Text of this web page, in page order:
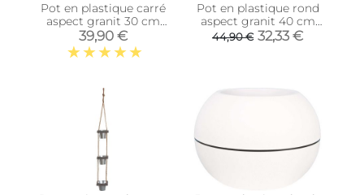
Pot en plastique carré
aspect granit 30 cm
(Gris clair)
39,90 €
Pot en plastique rond
aspect granit 40 cm
(Gris clair)
44,90 € 32,33 €